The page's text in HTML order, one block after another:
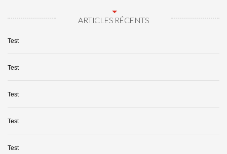
ARTICLES RÉCENTS
Test
Test
Test
Test
Test